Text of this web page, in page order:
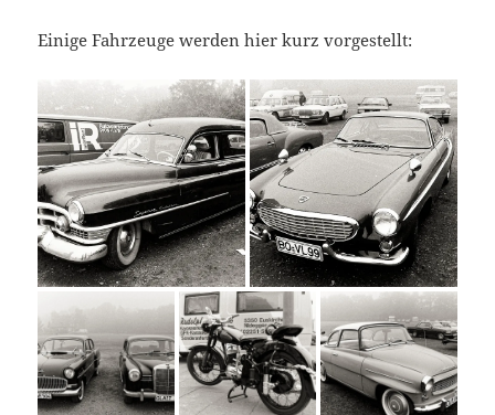
Einige Fahrzeuge werden hier kurz vorgestellt: